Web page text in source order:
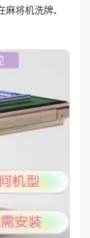
将机洗牌、